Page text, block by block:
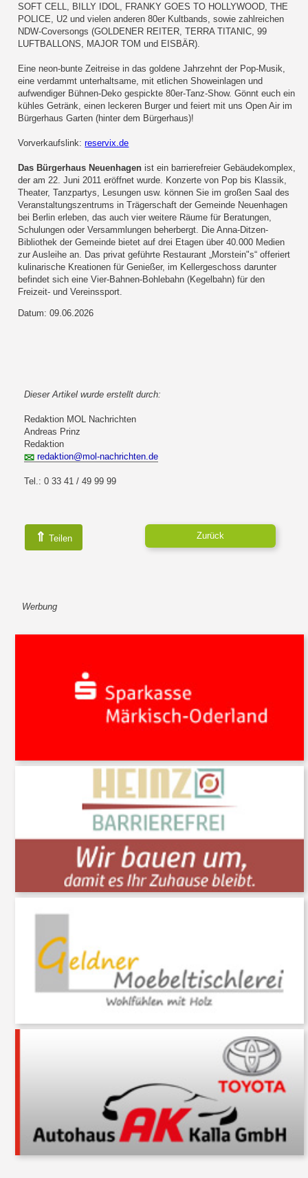
SOFT CELL, BILLY IDOL, FRANKY GOES TO HOLLYWOOD, THE
POLICE, U2 und vielen anderen 80er Kultbands, sowie zahlreichen
NDW-Coversongs (GOLDENER REITER, TERRA TITANIC, 99
LUFTBALLONS, MAJOR TOM und EISBÄR).
Eine neon-bunte Zeitreise in das goldene Jahrzehnt der Pop-Musik,
eine verdammt unterhaltsame, mit etlichen Showeinlagen und
aufwendiger Bühnen-Deko gespickte 80er-Tanz-Show. Gönnt euch ein
kühles Getränk, einen leckeren Burger und feiert mit uns Open Air im
Bürgerhaus Garten (hinter dem Bürgerhaus)!
Vorverkaufslink:reservix.de
Das Bürgerhaus Neuenhagen ist ein barrierefreier Gebäudekomplex,
der am 22. Juni 2011 eröffnet wurde. Konzerte von Pop bis Klassik,
Theater, Tanzpartys, Lesungen usw. können Sie im großen Saal des
Veranstaltungszentrums in Trägerschaft der Gemeinde Neuenhagen
bei Berlin erleben, das auch vier weitere Räume für Beratungen,
Schulungen oder Versammlungen beherbergt. Die Anna-Ditzen-
Bibliothek der Gemeinde bietet auf drei Etagen über 40.000 Medien
zur Ausleihe an. Das privat geführte Restaurant „Morstein"s“ offeriert
kulinarische Kreationen für Genießer, im Kellergeschoss darunter
befindet sich eine Vier-Bahnen-Bohlebahn (Kegelbahn) für den
Freizeit- und Vereinssport.
Datum: 09.06.2026
Dieser Artikel wurde erstellt durch:
Redaktion MOL Nachrichten
Andreas Prinz
Redaktion
redaktion@mol-nachrichten.de
Tel.: 0 33 41 / 49 99 99
⇑ Teilen Zurück
Werbung